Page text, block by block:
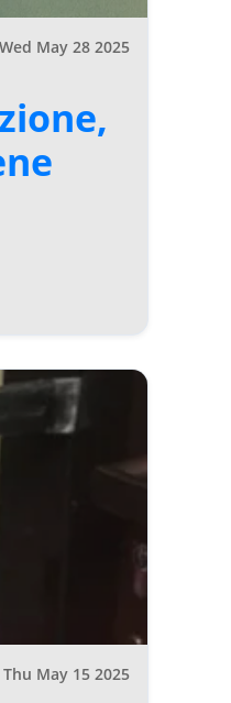
Wed May 28 2025
Thu May 15 2025